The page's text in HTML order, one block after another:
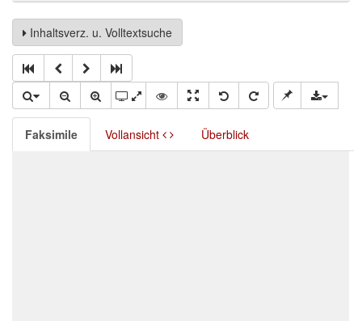
Inhaltsverz. u. Volltextsuche
Faksimile Vollansicht Überblick